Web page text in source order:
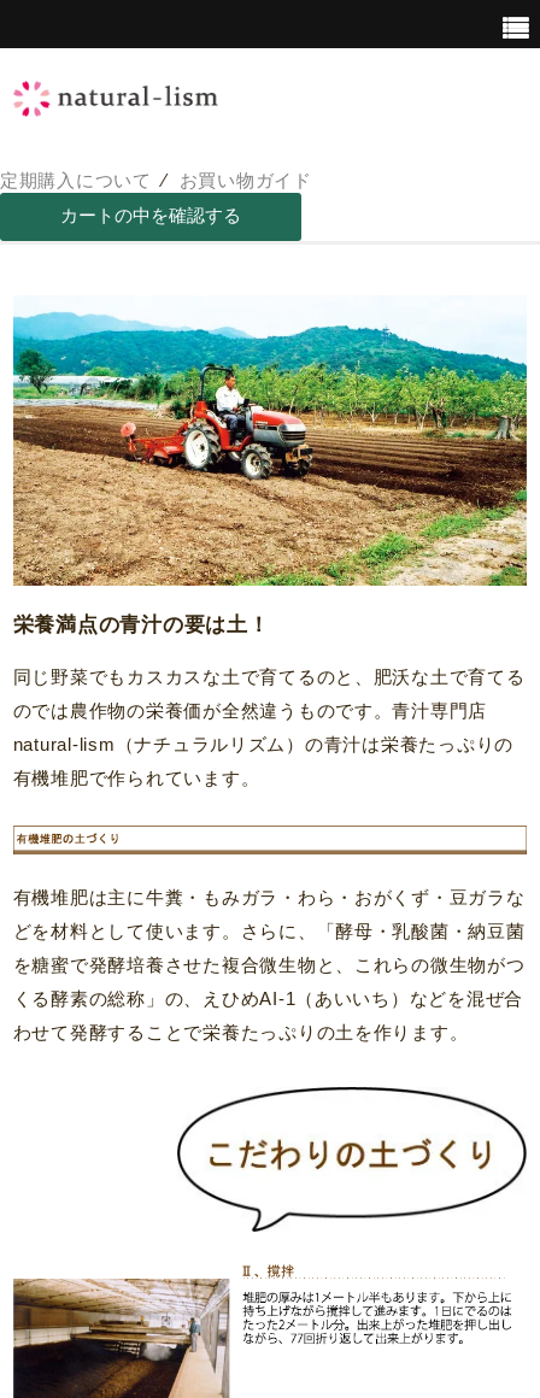
定期購入について ⁄ お買い物ガイド
栄養満点の青汁の要は土！
同じ野菜でもカスカスな土で育てるのと、肥沃な土で育てる
のでは農作物の栄養価が全然違うものです。青汁専門店
natural-lism（ナチュラルリズム）の青汁は栄養たっぷりの
有機堆肥で作られています。
有機堆肥は主に牛糞・もみガラ・わら・おがくず・豆ガラな
どを材料として使います。さらに、「酵母・乳酸菌・納豆菌
を糖蜜で発酵培養させた複合微生物と、これらの微生物がつ
くる酵素の総称」の、えひめAI-1（あいいち）などを混ぜ合
わせて発酵することで栄養たっぷりの土を作ります。